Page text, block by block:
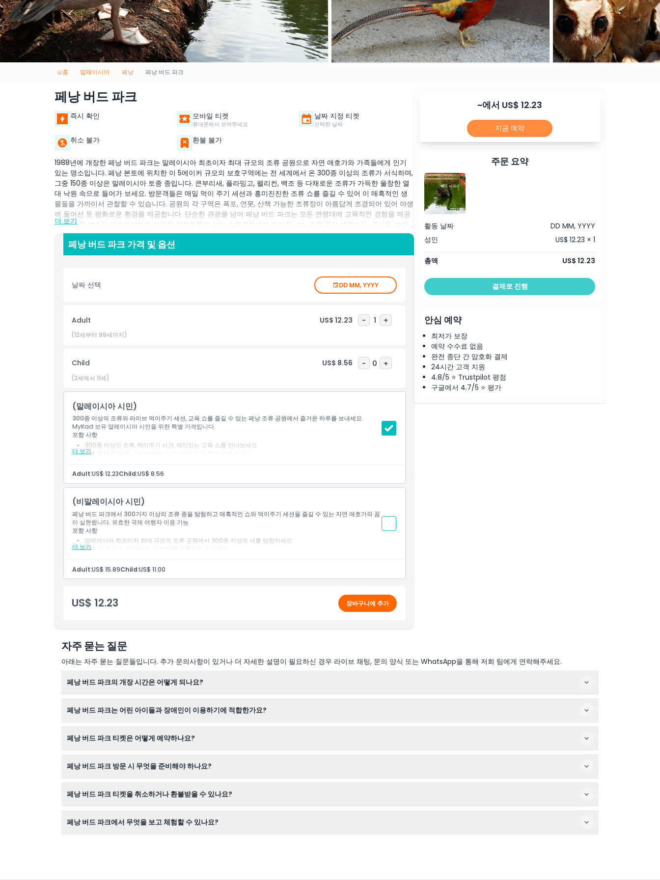
홈 말레이시아 페낭 페낭 버드 파크
페낭 버드 파크
즉시 확인 모바일 티켓
휴대폰에서 보여주세요
날짜 지정 티켓
선택한 날짜
취소 불가 환불 불가
1988년에 개장한 페낭 버드 파크는 말레이시아 최초이자 최대 규모의 조류 공원으로 자연 애호가와 가족들에게 인기
있는 명소입니다. 페낭 본토에 위치한 이 5에이커 규모의 보호구역에는 전 세계에서 온 300종 이상의 조류가 서식하며,
그중 150종 이상은 말레이시아 토종 종입니다. 큰부리새, 플라밍고, 펠리컨, 백조 등 다채로운 조류가 가득한 울창한 열
대 낙원 속으로 들어가 보세요. 방문객들은 매일 먹이 주기 세션과 흥미진진한 조류 쇼를 즐길 수 있어 이 매혹적인 생
물들을 가까이서 관찰할 수 있습니다. 공원의 각 구역은 폭포, 연못, 산책 가능한 조류장이 아름답게 조경되어 있어 야생
에 들어선 듯 평화로운 환경을 제공합니다. 단순한 관광을 넘어 페낭 버드 파크는 모든 연령대에 교육적인 경험을 제공
하며, 조류 보호와 말레이시아의 다양한 야생동물에 대해 방문객들에게 가르칩니다. 조류 관찰 애호가든, 즐거운 가족
나들이를 찾는 분이든, 페낭의 최고의 명소 중 하나를 탐험하고 싶든 이 공원은 꼭 방문해야 할 장소입니다. 자연이 날아
오르는 페낭 버드 파크에서 아름다움, 색깔, 노래를 경험하세요!
아동 성인 정책
포함되지 않는 사항
적합하지 않은 대상
운영 시간
알아야 할 사항
위치
가는 방법
교환 방법
더 보기
페낭 버드 파크 가격 및 옵션
날짜 선택 DD MM, YYYY
Adult US$ 12.23 - 1 +
(12세부터 99세까지)
Child US$ 8.56 - 0 +
(2세에서 11세)
(말레이시아 시민)
300종 이상의 조류와 라이브 먹이주기 세션, 교육 쇼를 즐길 수 있는 페낭 조류 공원에서 즐거운 하루를 보내세요.
MyKad 보유 말레이시아 시민을 위한 특별 가격입니다.
더 보기
포함 사항
300종 이상의 조류, 먹이주기 시간, 재미있는 교육 쇼를 만나보세요.
유효한 MyKad를 소지한 말레이시아인을 위한 특별 티켓 요금.
Adult:US$ 12.23Child:US$ 8.56
(비말레이시아 시민)
페낭 버드 파크에서 300가지 이상의 조류 종을 탐험하고 매혹적인 쇼와 먹이주기 세션을 즐길 수 있는 자연 애호가의 꿈
이 실현됩니다. 유효한 국제 여행자 이용 가능.
더 보기
포함 사항
말레이시아 최초이자 최대 규모의 조류 공원에서 300종 이상의 새를 탐험하세요.
먹이 주기 세션, 라이브 쇼, 무성한 열대 환경을 즐기세요.
Adult:US$ 15.89Child:US$ 11.00
US$ 12.23 장바구니에 추가
~에서 US$ 12.23
지금 예약
주문 요약
활동 날짜
DD MM, YYYY
성인
US$ 12.23 × 1
총액 US$ 12.23
결제로 진행
안심 예약
최저가 보장
예약 수수료 없음
완전 종단 간 암호화 결제
24시간 고객 지원
4.8/5 ⭐ Trustpilot 평점
구글에서 4.7/5 ⭐ 평가
자주 묻는 질문
아래는 자주 묻는 질문들입니다. 추가 문의사항이 있거나 더 자세한 설명이 필요하신 경우 라이브 채팅, 문의 양식 또는 WhatsApp을 통해 저희 팀에게 연락해주세요.
페낭 버드 파크의 개장 시간은 어떻게 되나요?
페낭 버드 파크는 어린 아이들과 장애인이 이용하기에 적합한가요?
지 않습니다.
페낭 버드 파크 티켓은 어떻게 예약하나요?
페낭 버드 파크 방문 시 무엇을 준비해야 하나요?
페낭 버드 파크 티켓을 취소하거나 환불받을 수 있나요?
페낭 버드 파크에서 무엇을 보고 체험할 수 있나요?